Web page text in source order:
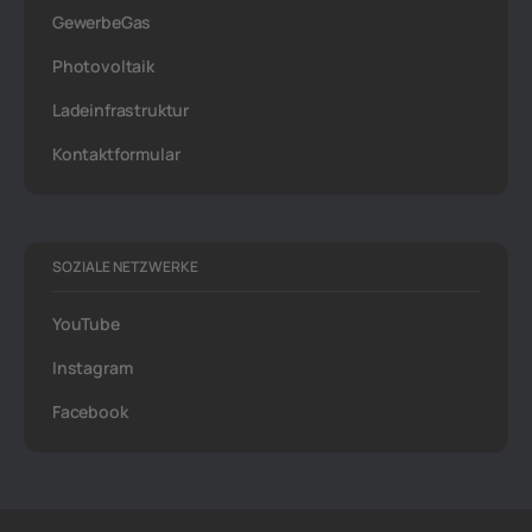
GewerbeGas
Photovoltaik
Ladeinfrastruktur
Kontaktformular
SOZIALE NETZWERKE
YouTube
Instagram
Facebook